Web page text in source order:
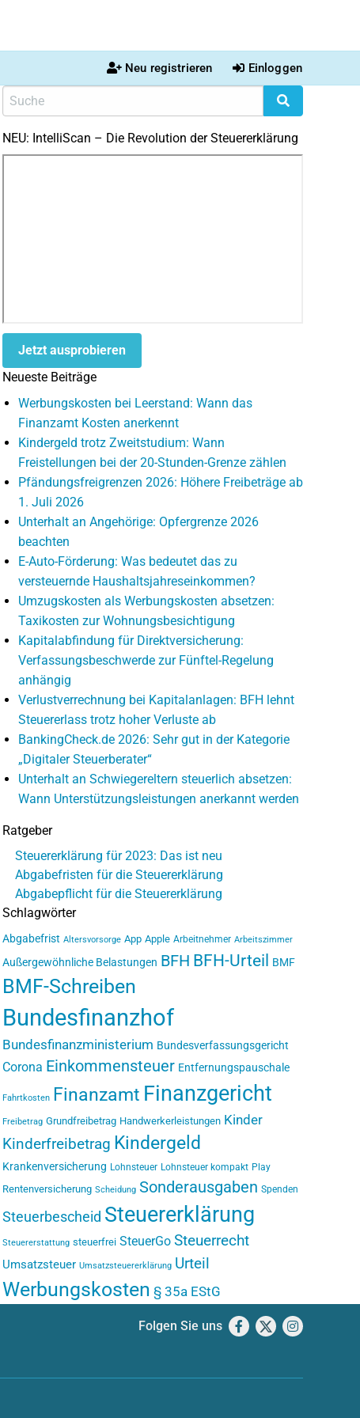
Neu registrieren Einloggen
NEU: IntelliScan – Die Revolution der Steuererklärung
Jetzt ausprobieren
Neueste Beiträge
Werbungskosten bei Leerstand: Wann das
Finanzamt Kosten anerkennt
Kindergeld trotz Zweitstudium: Wann
Freistellungen bei der 20-Stunden-Grenze zählen
Pfändungsfreigrenzen 2026: Höhere Freibeträge ab
1. Juli 2026
Unterhalt an Angehörige: Opfergrenze 2026
beachten
E-Auto-Förderung: Was bedeutet das zu
versteuernde Haushaltsjahreseinkommen?
Umzugskosten als Werbungskosten absetzen:
Taxikosten zur Wohnungsbesichtigung
Kapitalabfindung für Direktversicherung:
Verfassungsbeschwerde zur Fünftel-Regelung
anhängig
Verlustverrechnung bei Kapitalanlagen: BFH lehnt
Steuererlass trotz hoher Verluste ab
BankingCheck.de 2026: Sehr gut in der Kategorie
„Digitaler Steuerberater“
Unterhalt an Schwiegereltern steuerlich absetzen:
Wann Unterstützungsleistungen anerkannt werden
Ratgeber
Steuererklärung für 2023: Das ist neu
Abgabefristen für die Steuererklärung
Abgabepflicht für die Steuererklärung
Schlagwörter
Abgabefrist Altersvorsorge App Apple Arbeitnehmer Arbeitszimmer
Außergewöhnliche Belastungen BFH BFH-Urteil BMF
BMF-Schreiben
Bundesfinanzhof
Bundesfinanzministerium Bundesverfassungsgericht
Corona Einkommensteuer Entfernungspauschale
Fahrtkosten Finanzamt Finanzgericht
Freibetrag Grundfreibetrag Handwerkerleistungen Kinder
Kinderfreibetrag Kindergeld
Krankenversicherung Lohnsteuer Lohnsteuer kompakt Play
Rentenversicherung Scheidung Sonderausgaben Spenden
Steuerbescheid Steuererklärung
Steuererstattung steuerfrei SteuerGo Steuerrecht
Umsatzsteuer Umsatzsteuererklärung Urteil
Werbungskosten § 35a EStG
Folgen Sie uns Facebook
X Instagram